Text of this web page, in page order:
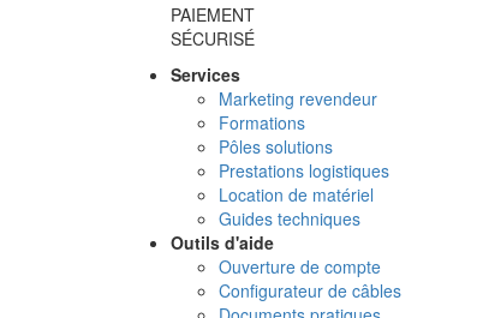
PAIEMENT
SÉCURISÉ
Services
Marketing revendeur
Formations
Pôles solutions
Prestations logistiques
Location de matériel
Guides techniques
Outils d'aide
Ouverture de compte
Configurateur de câbles